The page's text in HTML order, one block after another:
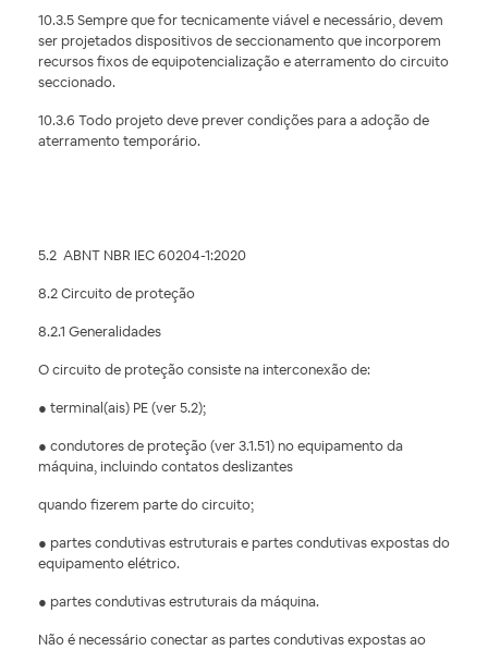
10.3.5 Sempre que for tecnicamente viável e necessário, devem
ser projetados dispositivos de seccionamento que incorporem
recursos fixos de equipotencialização e aterramento do circuito
seccionado.
10.3.6 Todo projeto deve prever condições para a adoção de
aterramento temporário.
5.2 ABNT NBR IEC 60204-1:2020
8.2 Circuito de proteção
8.2.1 Generalidades
O circuito de proteção consiste na interconexão de:
● terminal(ais) PE (ver 5.2);
● condutores de proteção (ver 3.1.51) no equipamento da
máquina, incluindo contatos deslizantes
quando fizerem parte do circuito;
● partes condutivas estruturais e partes condutivas expostas do
equipamento elétrico.
● partes condutivas estruturais da máquina.
Não é necessário conectar as partes condutivas expostas ao